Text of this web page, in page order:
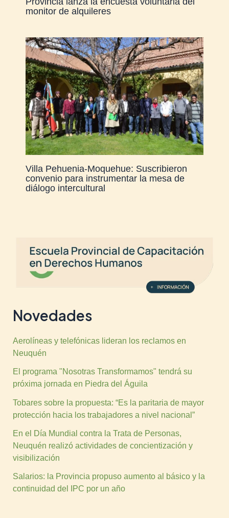
monitor de alquileres
Villa Pehuenia-Moquehue: Suscribieron
convenio para instrumentar la mesa de
diálogo intercultural
Novedades
Aerolíneas y telefónicas lideran los reclamos en
Neuquén
El programa "Nosotras Transformamos" tendrá su
próxima jornada en Piedra del Águila
Tobares sobre la propuesta: “Es la paritaria de mayor
protección hacia los trabajadores a nivel nacional”
En el Día Mundial contra la Trata de Personas,
Neuquén realizó actividades de concientización y
visibilización
Salarios: la Provincia propuso aumento al básico y la
continuidad del IPC por un año